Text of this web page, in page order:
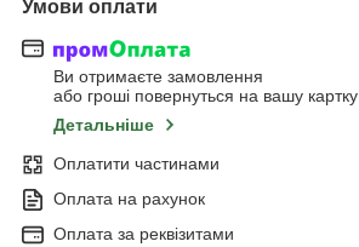
Умови оплати
Ви отримаєте замовлення
або гроші повернуться на вашу картку
Детальніше
Оплатити частинами
Оплата на рахунок
Оплата за реквізитами